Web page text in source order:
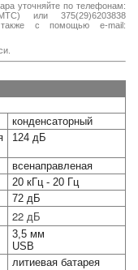
уточняйте по телефонам:
или 375(29)6203838
также с помощью e-mail:
конденсаторный
124 дБ
всенаправленая
20 кГц - 20 Гц
72 дБ
22 дБ
3,5 мм
USB
литиевая батарея